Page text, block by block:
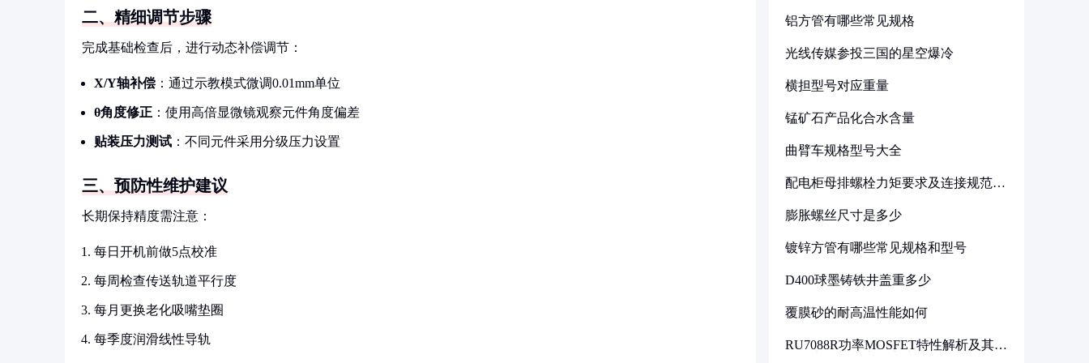
二、精细调节步骤
完成基础检查后，进行动态补偿调节：
X/Y轴补偿 ：通过示教模式微调0.01mm单位
θ角度修正 ：使用高倍显微镜观察元件角度偏差
贴装压力测试 ：不同元件采用分级压力设置
三、预防性维护建议
长期保持精度需注意：
每日开机前做5点校准
每周检查传送轨道平行度
每月更换老化吸嘴垫圈
每季度润滑线性导轨
铝方管有哪些常见规格
光线传媒参投三国的星空爆冷
横担型号对应重量
锰矿石产品化合水含量
曲臂车规格型号大全
配电柜母排螺栓力矩要求及连接规范详
膨胀螺丝尺寸是多少
镀锌方管有哪些常见规格和型号
D400球墨铸铁井盖重多少
覆膜砂的耐高温性能如何
RU7088R功率MOSFET特性解析及其在